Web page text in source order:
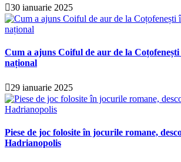
30 ianuarie 2025
Cum a ajuns Coiful de aur de la
național
29 ianuarie 2025
Piese de joc folosite în jocurile romane,
Hadrianopolis